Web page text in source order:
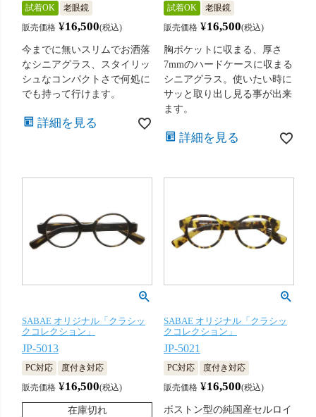
試着OK
老眼鏡
販売価格 ¥16,500 税込
今までに無いスリムでお洒落
なシニアグラス、スタイリッ
シュなコンパクトさで何処に
でも持って行けます。
詳細を見る
試着OK
老眼鏡
販売価格 ¥16,500 税込
胸ポケットに収まる、厚さ
7mmのハードケースに収まる
シニアグラス。使いたい時に
サッと取り出し見る事が出来
ます。
詳細を見る
SABAE オリジナル「クラシッ
クコレクション」
JP-5013
PC対応
度付き対応
販売価格 ¥16,500 税込
在庫切れ
SABAE オリジナル「クラシッ
クコレクション」
JP-5021
PC対応
度付き対応
販売価格 ¥16,500 税込
ボストン型の純国産セルロイ